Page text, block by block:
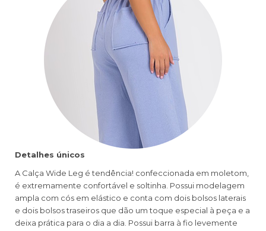
Detalhes únicos
A Calça Wide Leg é tendência! confeccionada em moletom,
é extremamente confortável e soltinha. Possui modelagem
ampla com cós em elástico e conta com dois bolsos laterais
e dois bolsos traseiros que dão um toque especial à peça e a
deixa prática para o dia a dia. Possui barra à fio levemente